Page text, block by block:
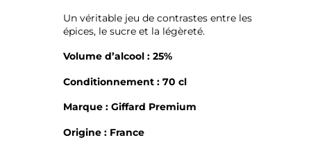
Un véritable jeu de contrastes entre les
épices, le sucre et la légèreté.
Volume d’alcool : 25%
Conditionnement : 70 cl
Marque : Giffard Premium
Origine : France